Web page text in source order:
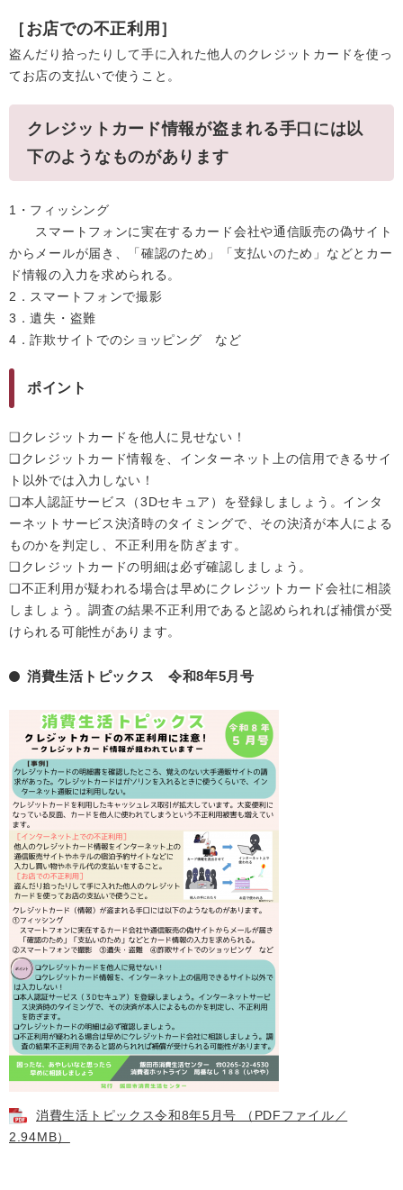
［お店での不正利用］
盗んだり拾ったりして手に入れた他人のクレジットカードを使っ
てお店の支払いで使うこと。
クレジットカード情報が盗まれる手口には以
下のようなものがあります
1・フィッシング
スマートフォンに実在するカード会社や通信販売の偽サイト
からメールが届き、「確認のため」「支払いのため」などとカー
ド情報の入力を求められる。
2．スマートフォンで撮影
3．遺失・盗難
4．詐欺サイトでのショッピング など
ポイント
❑クレジットカードを他人に見せない！
❑クレジットカード情報を、インターネット上の信用できるサイ
ト以外では入力しない！
❑本人認証サービス（3Dセキュア）を登録しましょう。インタ
ーネットサービス決済時のタイミングで、その決済が本人による
ものかを判定し、不正利用を防ぎます。
❑クレジットカードの明細は必ず確認しましょう。
❑不正利用が疑われる場合は早めにクレジットカード会社に相談
しましょう。調査の結果不正利用であると認められれば補償が受
けられる可能性があります。
消費生活トピックス 令和8年5月号
消費生活トピックス令和8年5月号 （PDFファイル／
2.94MB）